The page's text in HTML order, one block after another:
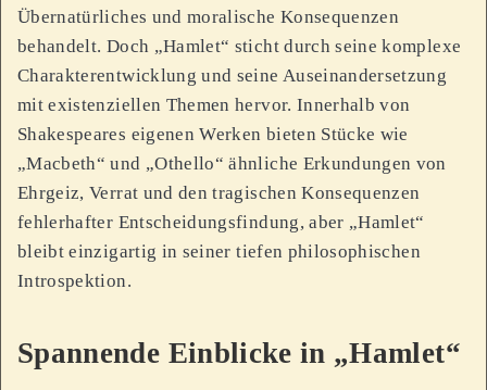
Übernatürliches und moralische Konsequenzen
behandelt. Doch „Hamlet“ sticht durch seine komplexe
Charakterentwicklung und seine Auseinandersetzung
mit existenziellen Themen hervor. Innerhalb von
Shakespeares eigenen Werken bieten Stücke wie
„Macbeth“ und „Othello“ ähnliche Erkundungen von
Ehrgeiz, Verrat und den tragischen Konsequenzen
fehlerhafter Entscheidungsfindung, aber „Hamlet“
bleibt einzigartig in seiner tiefen philosophischen
Introspektion.
Spannende Einblicke in „Hamlet“